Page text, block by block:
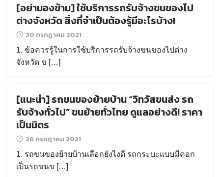
[อย่ามองข้าม] ใช้บริการรถรับจ้างขนของไป
ต่างจังหวัด สิ่งที่จำเป็นต้องรู้มีอะไรบ้าง!
30 กรกฎาคม 2021
1. ข้อควรรู้ในการใช้บริการรถรับจ้างขนของไปต่าง
จังหวัด ข […]
[แนะนำ] รถขนของย้ายบ้าน “วิทวัสขนส่ง รถ
รับจ้างทั่วไป” ขนย้ายทั่วไทย ดูแลอย่างดี! ราคา
เป็นมิตร
26 กรกฎาคม 2021
1. รถขนของย้ายบ้านเลือกยังไงดี รถกระบะแบบมีคอก
เป็นรถขนข […]